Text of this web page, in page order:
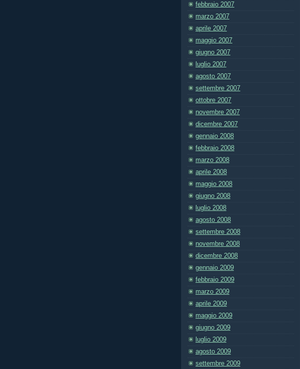
febbraio 2007
marzo 2007
aprile 2007
maggio 2007
giugno 2007
luglio 2007
agosto 2007
settembre 2007
ottobre 2007
novembre 2007
dicembre 2007
gennaio 2008
febbraio 2008
marzo 2008
aprile 2008
maggio 2008
giugno 2008
luglio 2008
agosto 2008
settembre 2008
novembre 2008
dicembre 2008
gennaio 2009
febbraio 2009
marzo 2009
aprile 2009
maggio 2009
giugno 2009
luglio 2009
agosto 2009
settembre 2009